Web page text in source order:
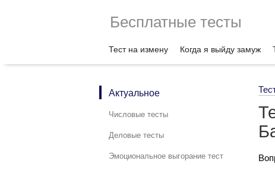
Бесплатные тесты
Тест на измену Когда я выйду замуж
Актуальное
Числовые тесты
Деловые тесты
Эмоциональное выгорание тест